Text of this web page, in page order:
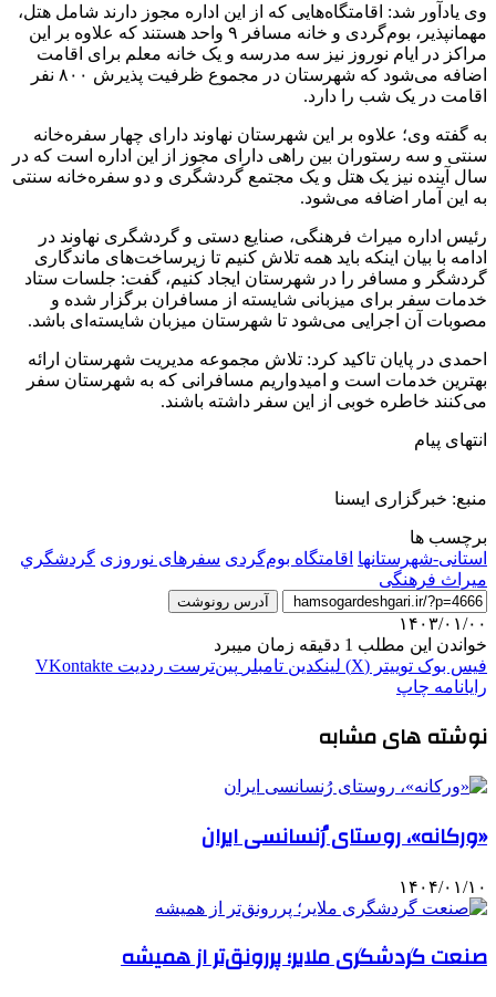
وی یادآور شد: اقامتگاه‌هایی که از این اداره مجوز دارند شامل هتل،
مهمانپذیر، بوم‌گردی و خانه مسافر ۹ واحد هستند که علاوه بر این‌
مراکز در ایام نوروز نیز سه مدرسه و یک خانه معلم برای اقامت
اضافه می‌شود که شهرستان در مجموع ظرفیت پذیرش ۸۰۰ نفر
اقامت در یک شب را دارد.
به گفته وی؛ علاوه بر این شهرستان نهاوند دارای چهار سفره‌خانه
سنتی و سه رستوران بین راهی دارای مجوز از این اداره است که در
سال آینده نیز یک هتل و یک مجتمع گردشگری و دو سفره‌خانه سنتی
به این آمار اضافه می‌شود.
رئیس اداره میراث فرهنگی، صنایع دستی و گردشگری نهاوند در
ادامه با بیان اینکه باید همه تلاش کنیم تا زیرساخت‌های ماندگاری
گردشگر و مسافر را در شهرستان ایجاد کنیم، گفت: جلسات ستاد
خدمات سفر برای میزبانی شایسته از مسافران برگزار شده و
مصوبات آن اجرایی می‌شود تا شهرستان میزبان شایسته‌ای باشد.
احمدی در پایان تاکید کرد: تلاش مجموعه مدیریت شهرستان ارائه‌
بهترین خدمات است و امیدواریم مسافرانی که به شهرستان سفر
می‌کنند خاطره خوبی از این سفر داشته باشند.
انتهای پیام
منبع: خبرگزاری ایسنا
برچسب ها
استانی-شهرستانها اقامتگاه بوم‌گردی سفرهای نوروزی گردشگري
میراث فرهنگی
آدرس رونوشت
۱۴۰۳/۰۱/۰۰
خواندن این مطلب 1 دقیقه زمان میبرد
فیس بوک توییتر (X) لینکدین ‫تامبلر ‫پین‌ترست ‫رددیت ‫VKontakte
رایانامه چاپ
نوشته های مشابه
«ورکانه»، روستای رُنسانسی ایران
۱۴۰۴/۰۱/۱۰
صنعت گردشگری ملایر؛ پررونق‌تر از همیشه